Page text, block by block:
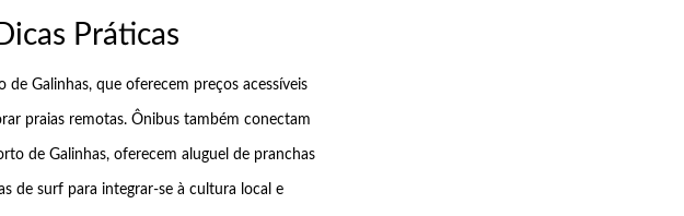
Práticas
Galinhas, que oferecem preços acessíveis
praias remotas. Ônibus também conectam
de Galinhas, oferecem aluguel de pranchas
de surf para integrar-se à cultura local e